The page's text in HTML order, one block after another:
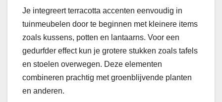
Je integreert terracotta accenten eenvoudig in
tuinmeubelen door te beginnen met kleinere items
zoals kussens, potten en lantaarns. Voor een
gedurfder effect kun je grotere stukken zoals tafels
en stoelen overwegen. Deze elementen
combineren prachtig met groenblijvende planten
en anderen.